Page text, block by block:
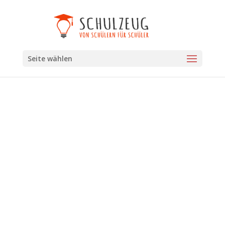
Seite wählen